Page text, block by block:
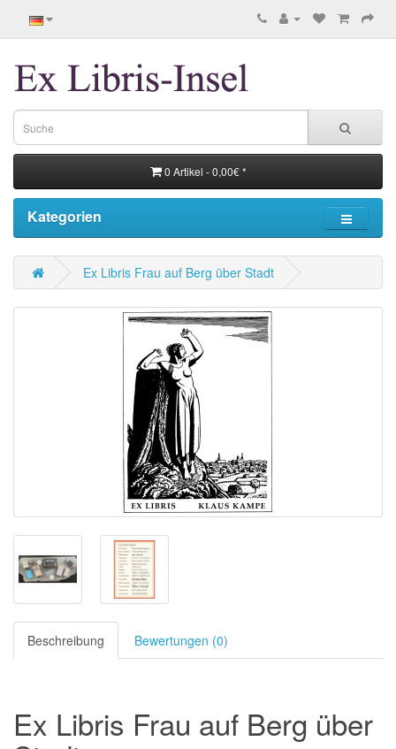
0 Artikel - 0,00€ *
Kategorien
Ex Libris Frau auf Berg über Stadt
Beschreibung Bewertungen (0)
Ex Libris Frau auf Berg über